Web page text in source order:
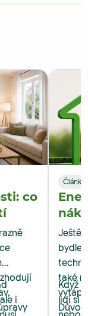
co
i
Články
Ještě
také
Když
lidí si